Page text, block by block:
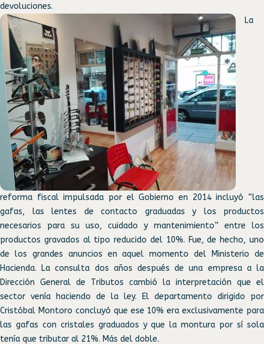
devoluciones.
La
reforma fiscal impulsada por el Gobierno en 2014 incluyó “las
gafas, las lentes de contacto graduadas y los productos
necesarios para su uso, cuidado y mantenimiento” entre los
productos gravados al tipo reducido del 10%. Fue, de hecho, uno
de los grandes anuncios en aquel momento del Ministerio de
Hacienda. La consulta dos años después de una empresa a la
Dirección General de Tributos cambió la interpretación que el
sector venía haciendo de la ley. El departamento dirigido por
Cristóbal Montoro concluyó que ese 10% era exclusivamente para
las gafas con cristales graduados y que la montura por sí sola
tenía que tributar al 21%. Más del doble.